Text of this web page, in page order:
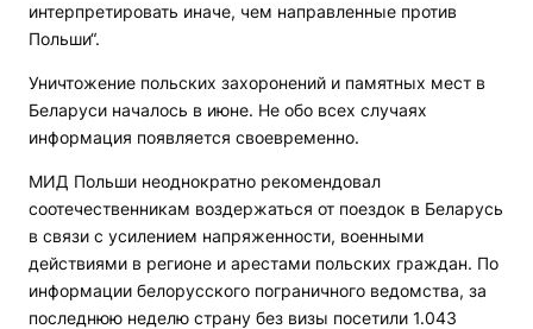
интерпретировать иначе, чем направленные против
Польши“.
Уничтожение польских захоронений и памятных мест в
Беларуси началось в июне. Не обо всех случаях
информация появляется своевременно.
МИД Польши неоднократно рекомендовал
соотечественникам воздержаться от поездок в Беларусь
в связи с усилением напряженности, военными
действиями в регионе и арестами польских граждан. По
информации белорусского пограничного ведомства, за
последнюю неделю страну без визы посетили 1.043